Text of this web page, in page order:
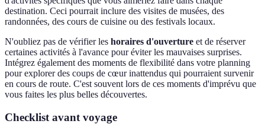
destination. Ceci pourrait inclure des visites de musées, des
randonnées, des cours de cuisine ou des festivals locaux.
N'oubliez pas de vérifier les horaires d'ouverture et de réserver
certaines activités à l'avance pour éviter les mauvaises surprises.
Intégrez également des moments de flexibilité dans votre planning
pour explorer des coups de cœur inattendus qui pourraient survenir
en cours de route. C'est souvent lors de ces moments d'imprévu que
vous faites les plus belles découvertes.
Checklist avant voyage